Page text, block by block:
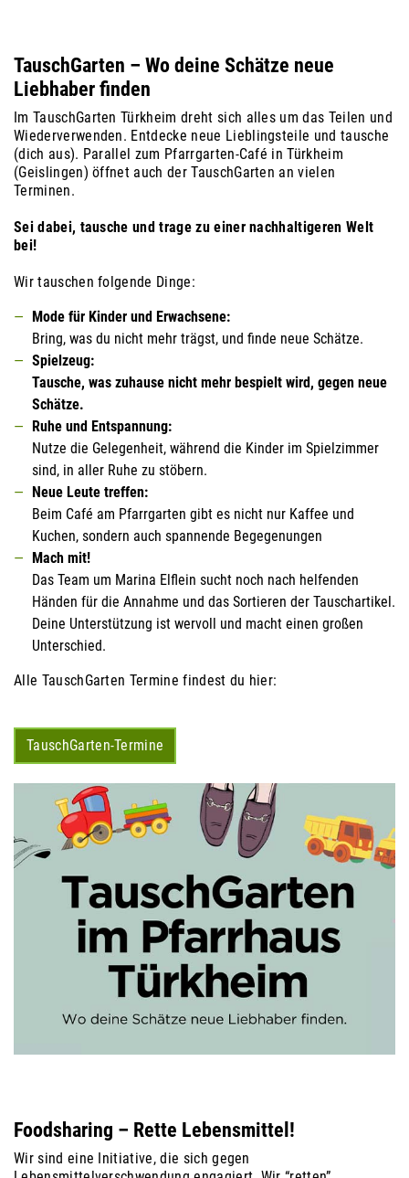
TauschGarten – Wo deine Schätze neue
Liebhaber finden
Im TauschGarten Türkheim dreht sich alles um das Teilen und
Wiederverwenden. Entdecke neue Lieblingsteile und tausche
(dich aus). Parallel zum Pfarrgarten-Café in Türkheim
(Geislingen) öffnet auch der TauschGarten an vielen
Terminen.
Sei dabei, tausche und trage zu einer nachhaltigeren Welt
bei!
Wir tauschen folgende Dinge:
Mode für Kinder und Erwachsene:
Bring, was du nicht mehr trägst, und finde neue Schätze.
Spielzeug:
Tausche, was zuhause nicht mehr bespielt wird, gegen neue
Schätze.
Ruhe und Entspannung:
Nutze die Gelegenheit, während die Kinder im Spielzimmer
sind, in aller Ruhe zu stöbern.
Neue Leute treffen:
Beim Café am Pfarrgarten gibt es nicht nur Kaffee und
Kuchen, sondern auch spannende Begegenungen
Mach mit!
Das Team um Marina Elflein sucht noch nach helfenden
Händen für die Annahme und das Sortieren der Tauschartikel.
Deine Unterstützung ist wervoll und macht einen großen
Unterschied.
Alle TauschGarten Termine findest du hier:
TauschGarten-Termine
Foodsharing – Rette Lebensmittel!
Wir sind eine Initiative, die sich gegen